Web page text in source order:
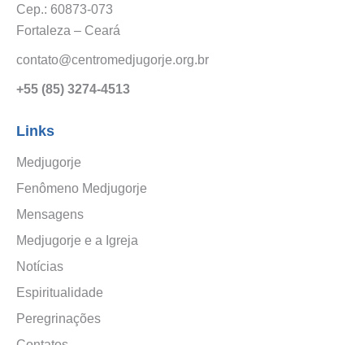
Cep.: 60873-073
Fortaleza – Ceará
contato@centromedjugorje.org.br
+55 (85) 3274-4513
Links
Medjugorje
Fenômeno Medjugorje
Mensagens
Medjugorje e a Igreja
Notícias
Espiritualidade
Peregrinações